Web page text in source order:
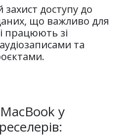
доступу до
що важливо для
працюють зі
та
у